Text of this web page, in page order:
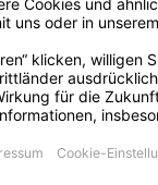
GmbH & Co. KG